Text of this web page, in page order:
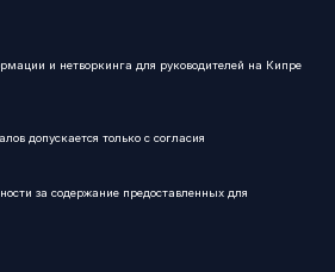
и нетворкинга для руководителей на Кипре
допускается только с согласия
за содержание предоставленных для